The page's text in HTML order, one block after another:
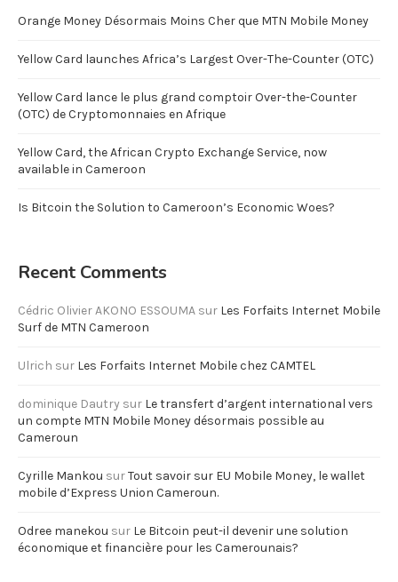
Orange Money Désormais Moins Cher que MTN Mobile Money
Yellow Card launches Africa’s Largest Over-The-Counter (OTC)
Yellow Card lance le plus grand comptoir Over-the-Counter
(OTC) de Cryptomonnaies en Afrique
Yellow Card, the African Crypto Exchange Service, now
available in Cameroon
Is Bitcoin the Solution to Cameroon’s Economic Woes?
Recent Comments
Cédric Olivier AKONO ESSOUMA sur Les Forfaits Internet Mobile
Surf de MTN Cameroon
Ulrich sur Les Forfaits Internet Mobile chez CAMTEL
dominique Dautry sur Le transfert d’argent international vers
un compte MTN Mobile Money désormais possible au
Cameroun
Cyrille Mankou surTout savoir sur EU Mobile Money, le wallet
mobile d’Express Union Cameroun.
Odree manekou sur Le Bitcoin peut-il devenir une solution
économique et financière pour les Camerounais?